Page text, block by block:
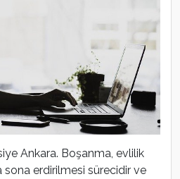
Ankara. Boşanma, evlilik
sona erdirilmesi sürecidir ve